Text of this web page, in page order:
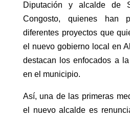
Diputación y alcalde de
Congosto, quienes han
diferentes proyectos que
el nuevo gobierno local en
destacan los enfocados a
en el municipio.
Así, una de las primeras
el nuevo alcalde es